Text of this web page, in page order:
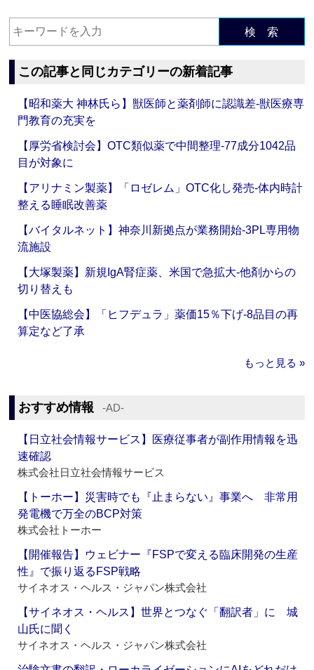
検 索
この記事と同じカテゴリーの新着記事
【昭和薬大 神林氏ら】獣医師と薬剤師に認識差‐獣医療専
門教育の充実を
【厚労省検討会】OTC類似薬で中間整理‐77成分1042品
目が対象に
【アリナミン製薬】「ロゼレム」OTC化し発売‐体内時計
整える睡眠改善薬
【バイタルネット】神奈川新拠点が業務開始‐3PL専用物
流施設
【大塚製薬】新規IgA腎症薬、米国で急拡大‐他剤からの
切り替えも
【中医協総会】「ヒフデュラ」薬価15％下げ‐8品目の再
算定など了承
もっと見る »
おすすめ情報 ‐AD‐
【日立社会情報サービス】医療従事者が副作用情報を迅
速確認
株式会社日立社会情報サービス
【トーホー】災害時でも『止まらない』事業へ 非常用
発電機で万全のBCP対策
株式会社トーホー
【開催報告】ウェビナー『FSPで変える臨床開発の生産
性』で振り返るFSP戦略
サイネオス・ヘルス・ジャパン株式会社
【サイネオス・ヘルス】世界とつなぐ「翻訳者」に 城
山氏に聞く
サイネオス・ヘルス・ジャパン株式会社